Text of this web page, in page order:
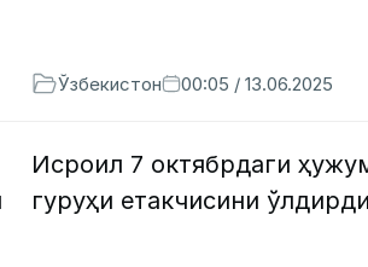
Ўзбекистон 00:05 / 13.06.2025
Исроил 7 октябрдаги
гуруҳи етакчисини ўлдирди